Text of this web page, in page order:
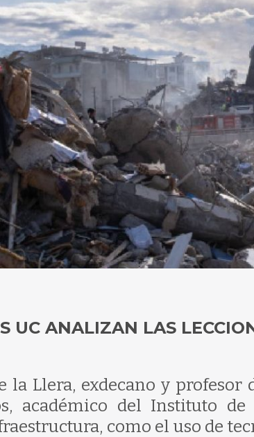
UC ANALIZAN LAS
la Llera, exdecano y
académico del Instituto
como el uso de